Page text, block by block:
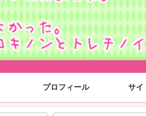
プロフィール サイ